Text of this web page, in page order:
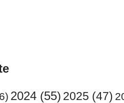
2024 (55) 2025 (47)